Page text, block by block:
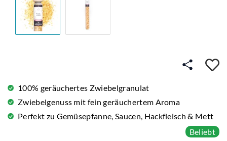
100% geräuchertes Zwiebelgranulat
Zwiebelgenuss mit fein geräuchertem Aroma
Perfekt zu Gemüsepfanne, Saucen, Hackfleisch & Mett
Beliebt